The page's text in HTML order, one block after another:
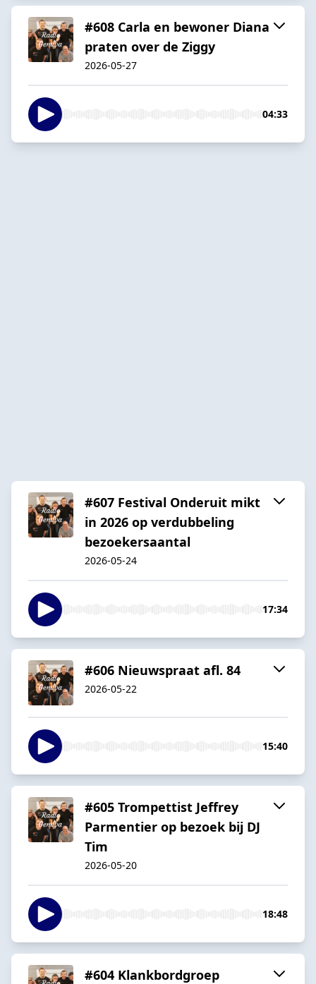
#608 Carla en bewoner Diana
praten over de Ziggy
2026-05-27
04:33
#607 Festival Onderuit mikt
in 2026 op verdubbeling
bezoekersaantal
2026-05-24
17:34
#606 Nieuwspraat afl. 84
2026-05-22
15:40
#605 Trompettist Jeffrey
Parmentier op bezoek bij DJ
Tim
2026-05-20
18:48
#604 Klankbordgroep